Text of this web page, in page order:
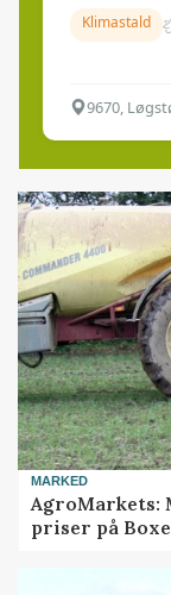
Klimastald
9670,
MARKED
AgroMarkets:
priser på